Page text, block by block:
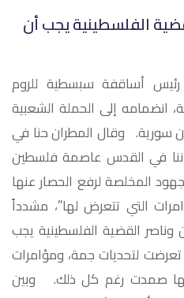
الفلسطينية يجب أن
رئيس أساقفة سبسطية للروم
انضمامه إلى الحملة الشعبية
عن سورية. وقال المطران حنا في
في القدس عاصمة فلسطين
المخلصة لرفع الحصار عنها
التي تتعرض لها”، مشدداً
القضية الفلسطينية يجب
لتحديات جمة، ومؤامرات
صمدت رغم كل ذلك. وبين